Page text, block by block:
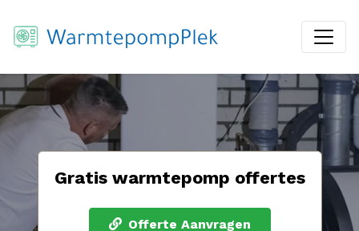
Gratis warmtepomp offertes
Offerte Aanvragen